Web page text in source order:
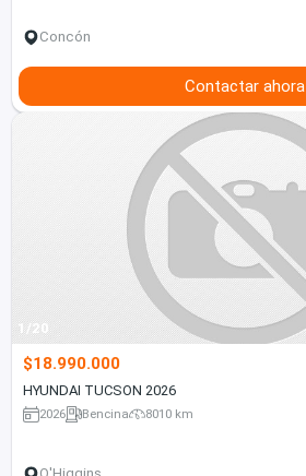
Concón
Contactar ahora
1/20
$18.990.000
HYUNDAI TUCSON 2026
2026 Bencina 8010 km